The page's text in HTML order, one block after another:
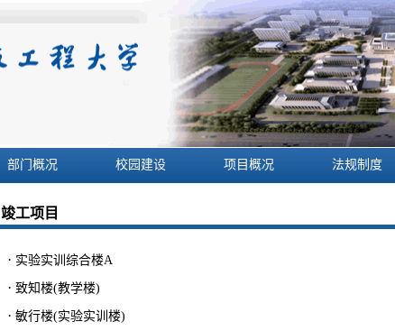
部门概况 校园建设 项目概况 法规制度
竣工项目
· 实验实训综合楼A
· 致知楼(教学楼)
· 敏行楼(实验实训楼)